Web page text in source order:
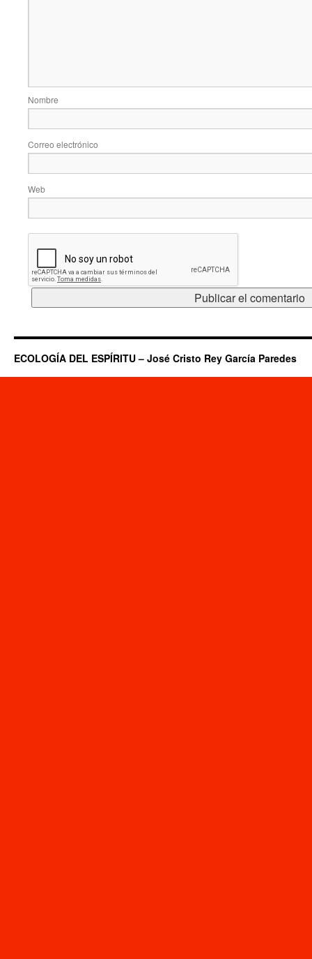
Nombre
Correo electrónico
Web
ECOLOGÍA DEL ESPÍRITU – José Cristo Rey García Paredes